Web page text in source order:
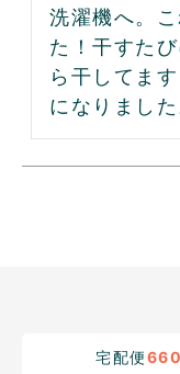
洗濯機へ。
た！干すた
ら干してま
になりました
宅配便